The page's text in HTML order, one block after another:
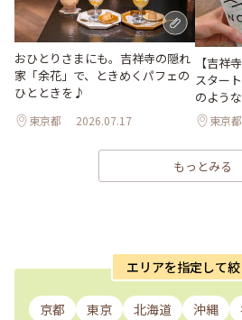
おひとりさまにも。吉祥寺の隠れ
家「余花」で、ときめくパフェの
ひとときを♪
東京都 2026.07.17
【吉祥
スター
のよう
東京都
もっとみる
エリアを指定して
京都 東京 北海道 沖縄